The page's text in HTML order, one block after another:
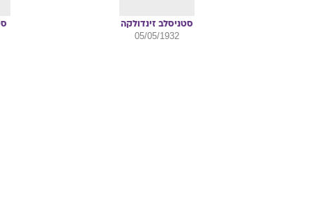
סטניסלב זינדולקה
05/05/1932